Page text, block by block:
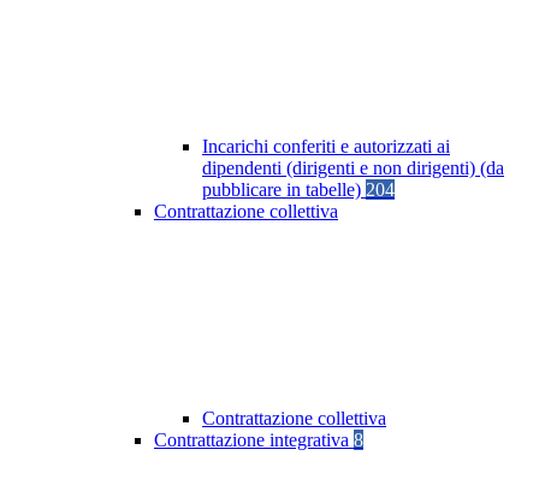
Incarichi conferiti e autorizzati ai
dipendenti (dirigenti e non dirigenti) (da
pubblicare in tabelle) 204
Contrattazione collettiva
Contrattazione collettiva
Contrattazione integrativa 8